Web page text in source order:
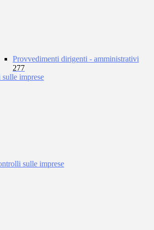
Provvedimenti dirigenti - amministrativi
277
imprese
sulle imprese